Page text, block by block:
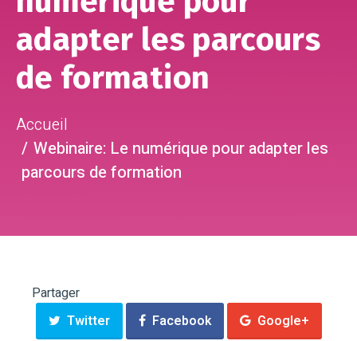
adapter les parcours
de formation
Accueil
Webinaire: Le numérique pour adapter les
parcours de formation
Partager
Twitter
Facebook Google+